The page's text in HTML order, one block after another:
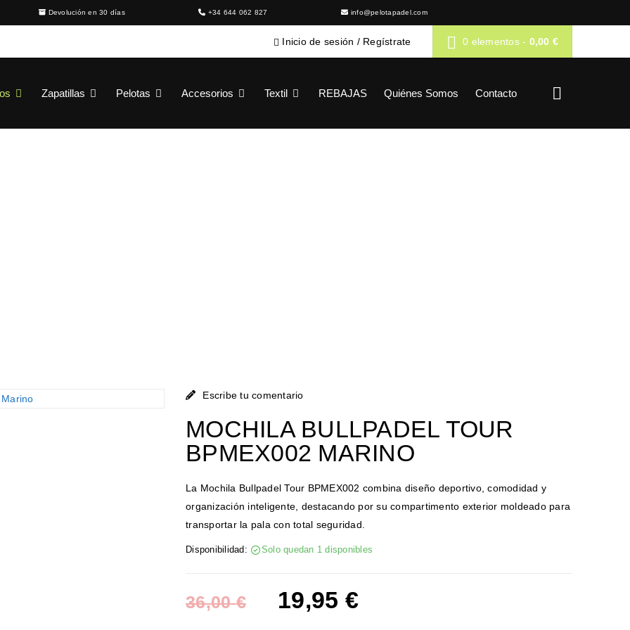
Devolución en 30 días +34 644 062 827 info@pelotapadel.com
0 elementos - 0,00 €
Inicio de sesión / Regístrate
Zapatillas Pelotas Accesorios Textil REBAJAS Quiénes Somos Contacto
Escribe tu comentario
MOCHILA BULLPADEL TOUR
BPMEX002 MARINO
La Mochila Bullpadel Tour BPMEX002 combina diseño deportivo, comodidad y
organización inteligente, destacando por su compartimento exterior moldeado para
transportar la pala con total seguridad.
Disponibilidad: Solo quedan 1 disponibles
36,00€ 19,95 €